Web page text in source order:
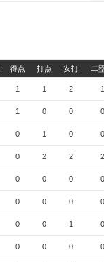
得点 打点 安打 二
1 1 2 1
1 0 0 0
0 1 0 0
0 2 2 2
0 0 0 0
0 0 0 0
0 0 1 0
0 0 0 0